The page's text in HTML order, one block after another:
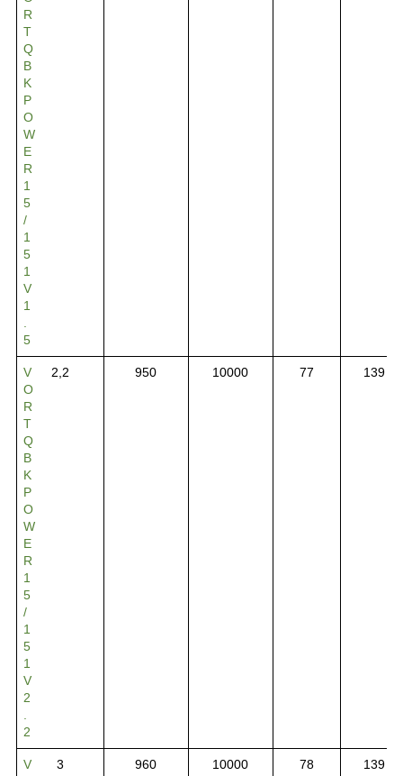
R
T
Q
B
K
P
O
W
E
R
1
5
/
1
5
1
V
1
5
V
O
R
T
Q
B
K
P
O
W
E
R
1
5
/
1
5
1
V
2
2
2,2 950 10000 77 139
V
3 960 10000 78 139